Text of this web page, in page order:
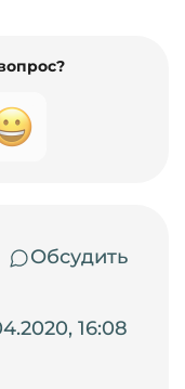
Обсудить
16:08